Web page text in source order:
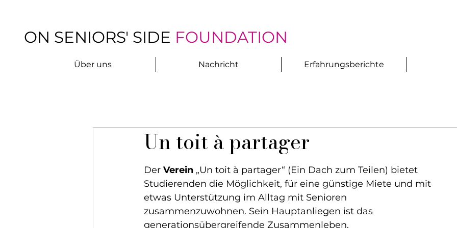
ON SENIORS' SIDE FOUNDATION
Über uns Nachricht Erfahrungsberichte
Un toit à partager
Der Verein „Un toit à partager“ (Ein Dach zum Teilen) bietet
Studierenden die Möglichkeit, für eine günstige Miete und mit
etwas Unterstützung im Alltag mit Senioren
zusammenzuwohnen. Sein Hauptanliegen ist das
generationsübergreifende Zusammenleben.